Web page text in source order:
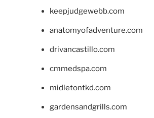
keepjudgewebb.com
anatomyofadventure.com
drivancastillo.com
cmmedspa.com
midletontkd.com
gardensandgrills.com